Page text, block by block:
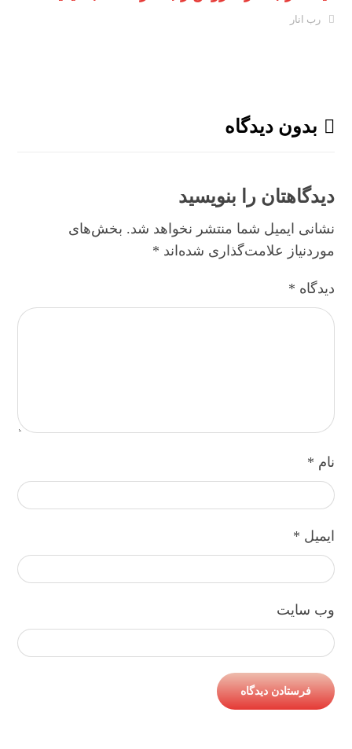
رب انار
بدون دیدگاه
دیدگاهتان را بنویسید
نشانی ایمیل شما منتشر نخواهد شد. بخش‌های
موردنیاز علامت‌گذاری شده‌اند *
دیدگاه *
نام *
ایمیل *
وب‌ سایت